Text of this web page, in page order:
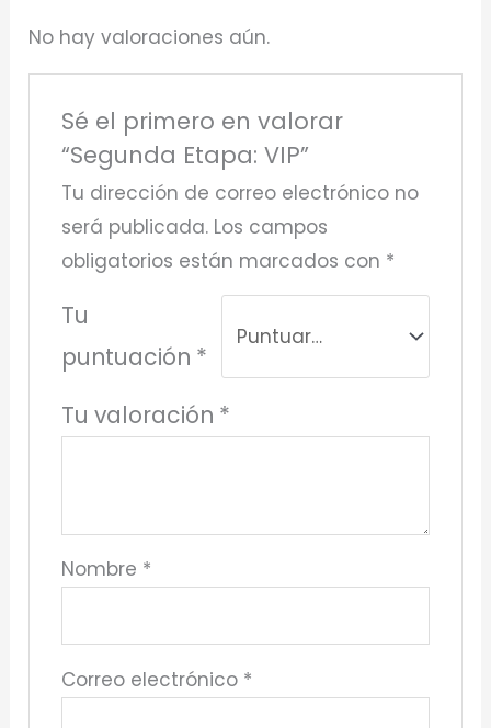
No hay valoraciones aún.
Sé el primero en valorar
“Segunda Etapa: VIP”
Tu dirección de correo electrónico no
será publicada. Los campos
obligatorios están marcados con *
Tu
puntuación *
Tu valoración *
Nombre *
Correo electrónico *